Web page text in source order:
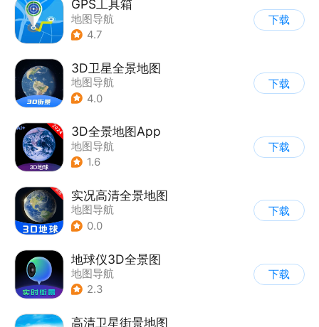
GPS工具箱
地图导航
4.7
下载
3D卫星全景地图
地图导航
4.0
下载
3D全景地图App
地图导航
1.6
下载
实况高清全景地图
地图导航
0.0
下载
地球仪3D全景图
地图导航
2.3
下载
高清卫星街景地图